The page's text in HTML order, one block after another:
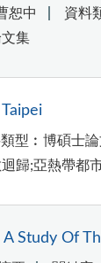
恕中 資料
集
型︰博碩士論
歸;亞熱帶
Study Of